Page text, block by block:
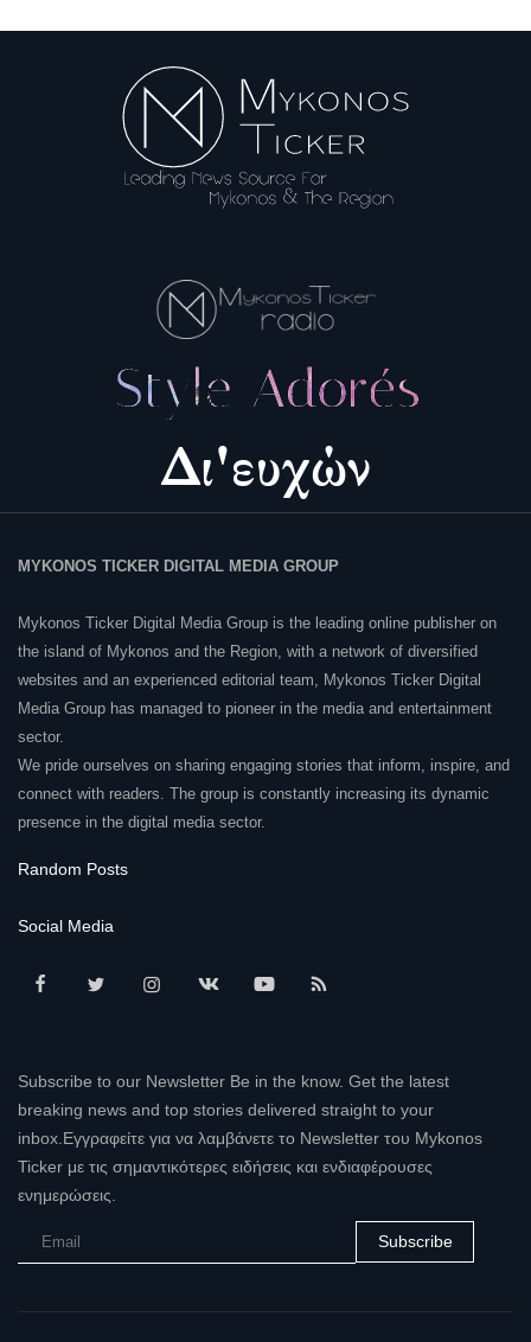
MYKONOS TICKER DIGITAL MEDIA GROUP
Mykonos Ticker Digital Media Group is the leading online publisher on
the island of Mykonos and the Region, with a network of diversified
websites and an experienced editorial team, Mykonos Ticker Digital
Media Group has managed to pioneer in the media and entertainment
sector.
We pride ourselves on sharing engaging stories that inform, inspire, and
connect with readers. The group is constantly increasing its dynamic
presence in the digital media sector.
Random Posts
Social Media
Subscribe to our Newsletter Be in the know. Get the latest
breaking news and top stories delivered straight to your
inbox.Εγγραφείτε για να λαμβάνετε το Newsletter του Mykonos
Ticker με τις σημαντικότερες ειδήσεις και ενδιαφέρουσες
ενημερώσεις.
Subscribe